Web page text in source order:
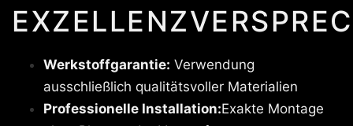
Werkstoffgarantie: Verwendung
ausschließlich qualitätsvoller Materialien
Professionelle Installation:Exakte Montage